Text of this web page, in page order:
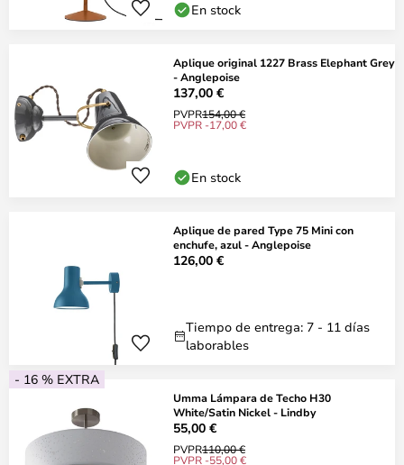
En stock
Aplique original 1227 Brass Elephant Grey
- Anglepoise
137,00 €
PVPR154,00 €
PVPR -17,00 €
En stock
Aplique de pared Type 75 Mini con
enchufe, azul - Anglepoise
126,00 €
Tiempo de entrega: 7 - 11 días
laborables
- 16 % EXTRA
Umma Lámpara de Techo H30
White/Satin Nickel - Lindby
55,00 €
PVPR110,00 €
PVPR -55,00 €